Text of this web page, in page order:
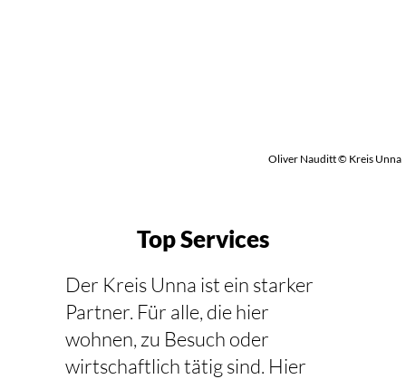
Oliver Nauditt © Kreis Unna
Top Services
Der Kreis Unna ist ein starker
Partner. Für alle, die hier
wohnen, zu Besuch oder
wirtschaftlich tätig sind. Hier